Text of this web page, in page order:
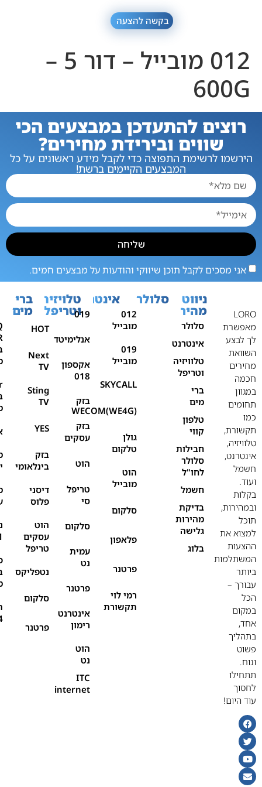
בקשה להצעה
012 מובייל – דור 5 –
600G
רוצים להתעדכן במבצעים הכי
שווים ובירידת מחירים?
הירשמו לרשימת התפוצה כדי לקבל מידע ראשונים על כל
המבצעים הקיימים ברשת!
אני מסכים לקבל תוכן שיווקי והודעות על מבצעים חמים.
שליחה
LORO
מאפשרת
לך לבצע
השוואת
מחירים
חכמה
במגוון
תחומים
כמו
תקשורת,
טלוויזיה,
אינטרנט,
חשמל
ועוד.
בקלות
ובמהירות,
תוכל
למצוא את
ההצעות
המשתלמות
ביותר
עבורך –
הכל
במקום
אחד,
בתהליך
פשוט
ונוח.
תתחילו
לחסוך
עוד היום!
ניווט
מהיר
סלולר
אינטרנט
טלוויזיה
וטריפל
ברי
מים
טלפון
קווי
חבילות
סלולר
לחו"ל
חשמל
בדיקת
מהירות
גלישה
בלוג
סלולר
012
מובייל
019
מובייל
SKYCALL
WECOM(WE4G)
גולן
טלקום
הוט
מובייל
סלקום
פלאפון
פרטנר
רמי לוי
תקשורת
אינטרנט
019
אנלימיטד
אקספון
018
בזק
בזק
עסקים
הוט
טריפל
סי
סלקום
עמית
נט
פרטנר
אינטרנט
רימון
הוט
נט
ITC
internet
טלויזיה
וטריפל
HOT
Next
TV
Sting
TV
YES
בזק
בינלאומי
דיסני
פלוס
הוט
עסקים
טריפל
נטפליקס
סלקום
פרטנר
ברי
מים